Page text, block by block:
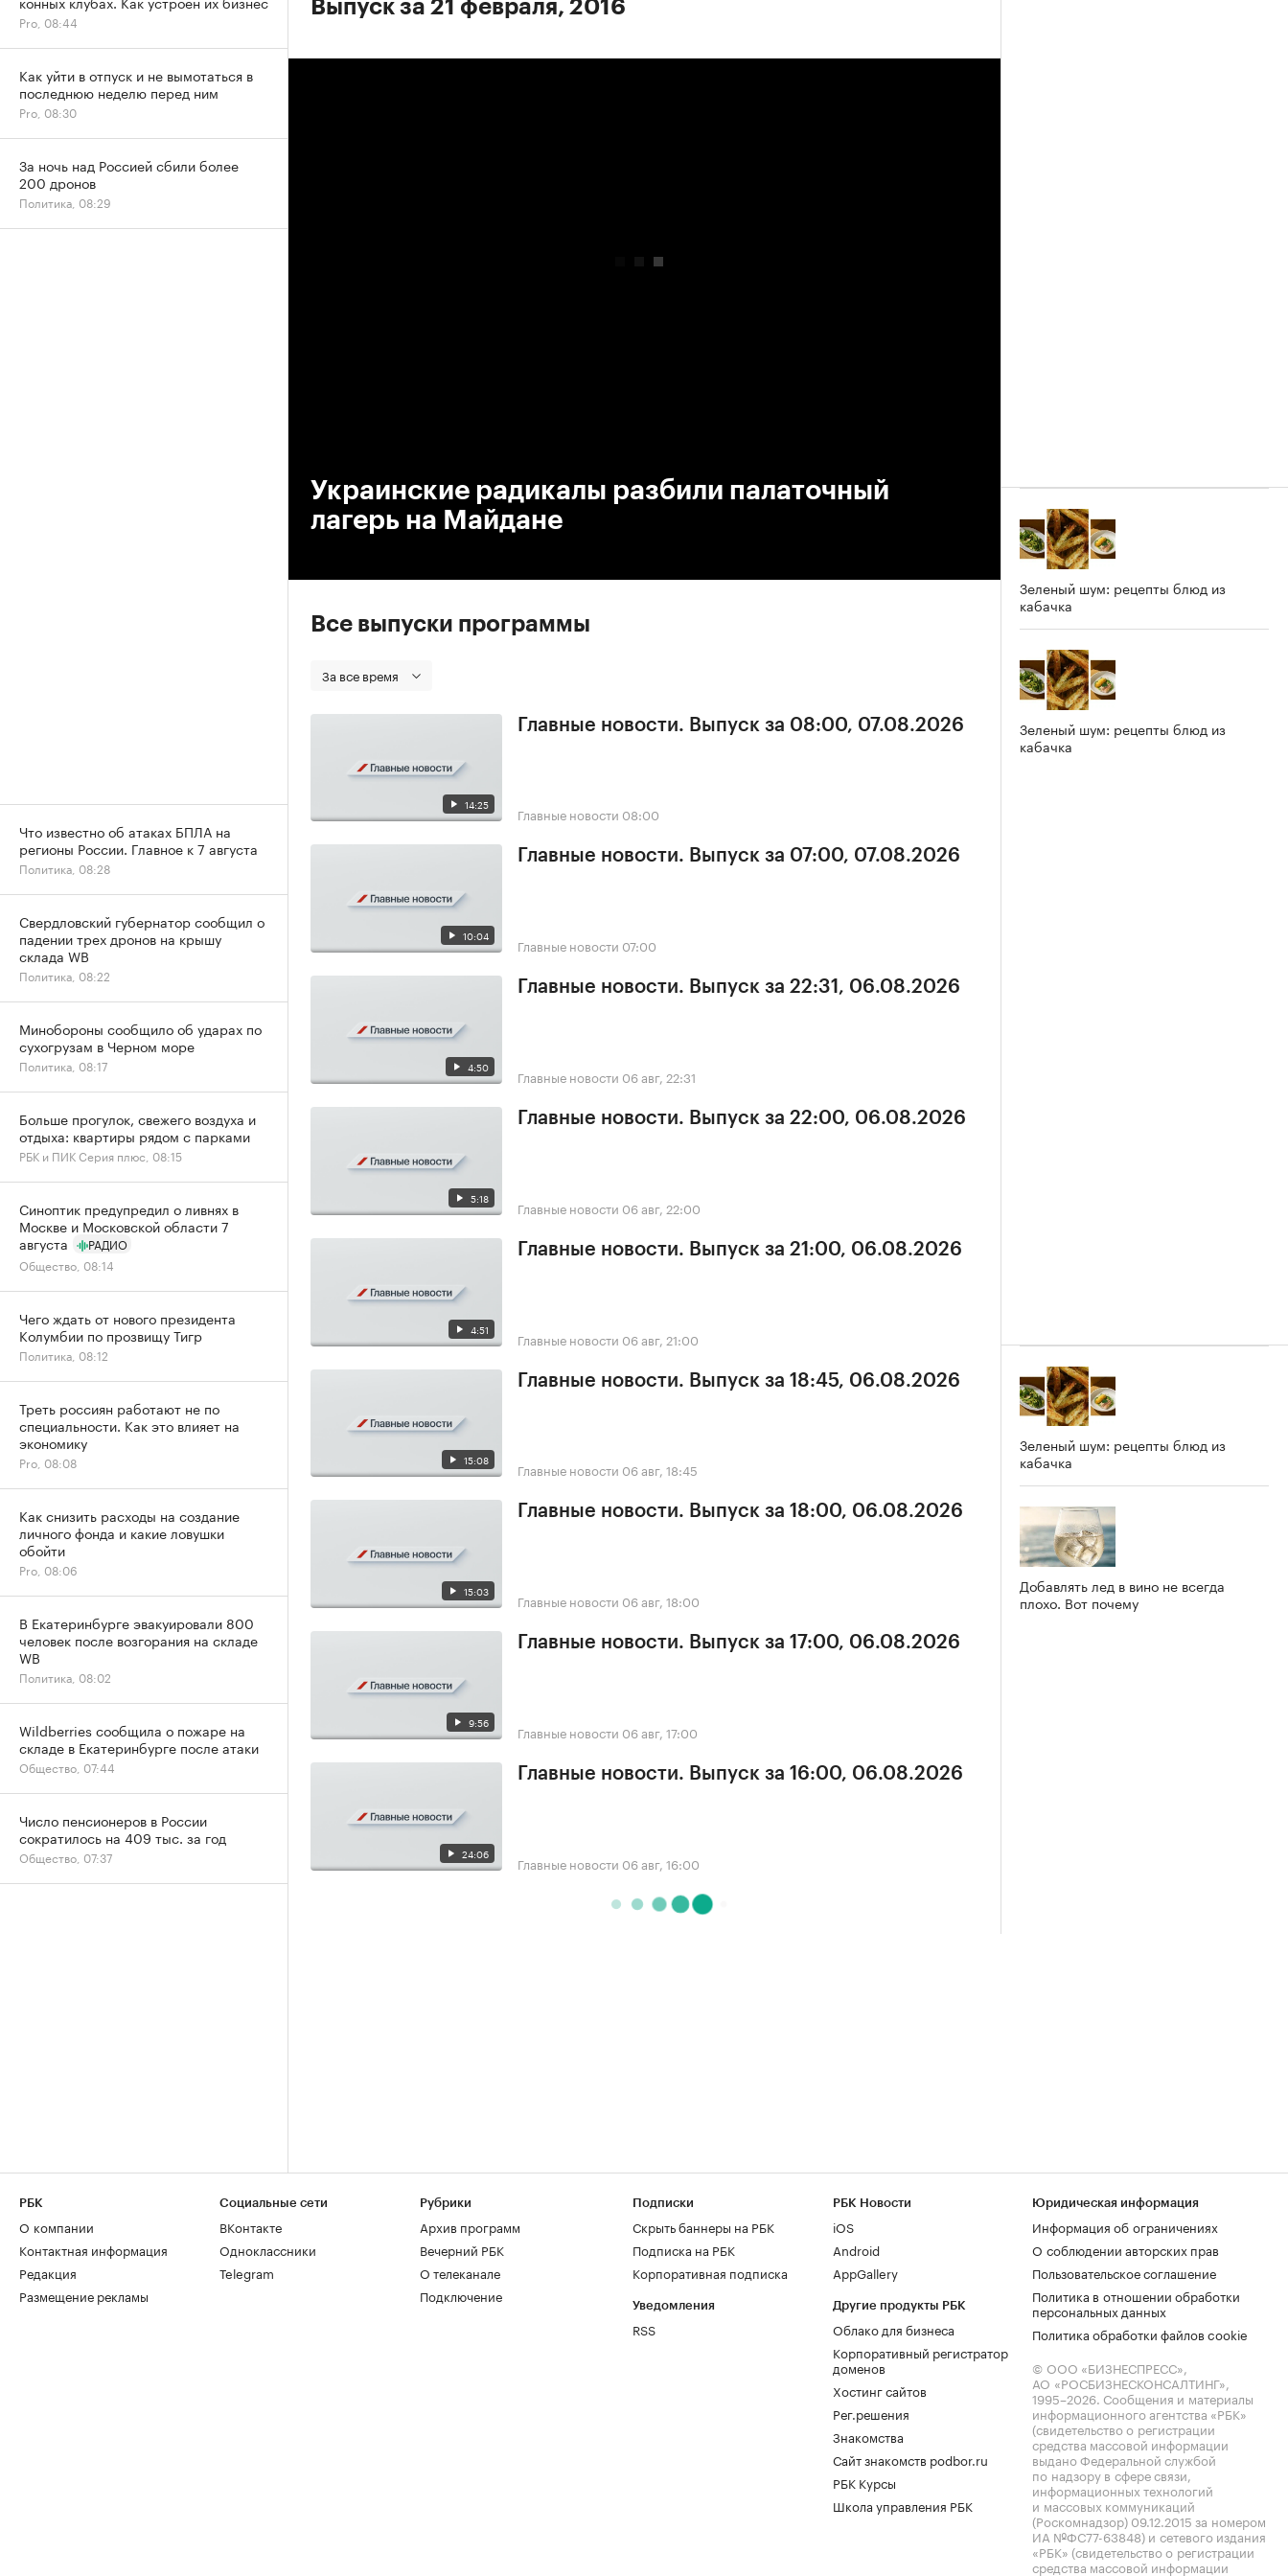
Выпуск за 21 февраля, 2016
Украинские радикалы разбили палаточный
лагерь на Майдане
Все выпуски программы
За все время
14:25
Главные новости. Выпуск за 08:00, 07.08.2026
Главные новости 08:00
10:04
Главные новости. Выпуск за 07:00, 07.08.2026
Главные новости 07:00
4:50
Главные новости. Выпуск за 22:31, 06.08.2026
Главные новости 06 авг, 22:31
5:18
Главные новости. Выпуск за 22:00, 06.08.2026
Главные новости 06 авг, 22:00
4:51
Главные новости. Выпуск за 21:00, 06.08.2026
Главные новости 06 авг, 21:00
15:08
Главные новости. Выпуск за 18:45, 06.08.2026
Главные новости 06 авг, 18:45
15:03
Главные новости. Выпуск за 18:00, 06.08.2026
Главные новости 06 авг, 18:00
9:56
Главные новости. Выпуск за 17:00, 06.08.2026
Главные новости 06 авг, 17:00
24:06
Главные новости. Выпуск за 16:00, 06.08.2026
Главные новости 06 авг, 16:00
Зеленый шум: рецепты блюд из
кабачка
Зеленый шум: рецепты блюд из
кабачка
Зеленый шум: рецепты блюд из
кабачка
Добавлять лед в вино не всегда
плохо. Вот почему
Pro, 08:44
Как уйти в отпуск и не вымотаться в
последнюю неделю перед ним
Pro, 08:30
За ночь над Россией сбили более
200 дронов
Политика, 08:29
Что известно об атаках БПЛА на
регионы России. Главное к 7 августа
Политика, 08:28
Свердловский губернатор сообщил о
падении трех дронов на крышу
склада WB
Политика, 08:22
Минобороны сообщило об ударах по
сухогрузам в Черном море
Политика, 08:17
Больше прогулок, свежего воздуха и
отдыха: квартиры рядом с парками
РБК и ПИК Серия плюс, 08:15
Синоптик предупредил о ливнях в
Москве и Московской области 7
августа
РАДИО
Общество, 08:14
Чего ждать от нового президента
Колумбии по прозвищу Тигр
Политика, 08:12
Треть россиян работают не по
специальности. Как это влияет на
экономику
Pro, 08:08
Как снизить расходы на создание
личного фонда и какие ловушки
обойти
Pro, 08:06
В Екатеринбурге эвакуировали 800
человек после возгорания на складе
WB
Политика, 08:02
Wildberries сообщила о пожаре на
складе в Екатеринбурге после атаки
Общество, 07:44
Число пенсионеров в России
сократилось на 409 тыс. за год
Общество, 07:37
РБК
О компании
Контактная информация
Редакция
Размещение рекламы
Социальные сети
ВКонтакте
Одноклассники
Telegram
Рубрики
Архив программ
Вечерний РБК
О телеканале
Подключение
Подписки
Скрыть баннеры на РБК
Подписка на РБК
Корпоративная подписка
Уведомления
RSS
РБК Новости
iOS
Android
AppGallery
Другие продукты РБК
Облако для бизнеса
Корпоративный регистратор
доменов
Хостинг сайтов
Рег.решения
Знакомства
Сайт знакомств podbor.ru
РБК Курсы
Школа управления РБК
Юридическая информация
Информация об ограничениях
О соблюдении авторских прав
Пользовательское соглашение
Политика в отношении обработки
персональных данных
Политика обработки файлов cookie
© ООО «БИЗНЕСПРЕСС»,
АО «РОСБИЗНЕСКОНСАЛТИНГ»,
1995–2026. Сообщения и материалы
информационного агентства «РБК»
(свидетельство о регистрации
средства массовой информации
выдано Федеральной службой
по надзору в сфере связи,
информационных технологий
и массовых коммуникаций
(Роскомнадзор) 09.12.2015 за номером
ИА №ФС77-63848) и сетевого издания
«РБК» (свидетельство о регистрации
средства массовой информации